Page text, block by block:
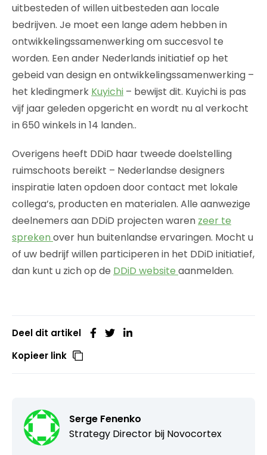
uitbesteden of willen uitbesteden aan locale
bedrijven. Je moet een lange adem hebben in
ontwikkelingssamenwerking om succesvol te
worden. Een ander Nederlands initiatief op het
gebeid van design en ontwikkelingssamenwerking –
het kledingmerk Kuyichi – bewijst dit. Kuyichi is pas
vijf jaar geleden opgericht en wordt nu al verkocht
in 650 winkels in 14 landen..
Overigens heeft DDiD haar tweede doelstelling
ruimschoots bereikt – Nederlandse designers
inspiratie laten opdoen door contact met lokale
collega’s, producten en materialen. Alle aanwezige
deelnemers aan DDiD projecten waren zeer te
spreken over hun buitenlandse ervaringen. Mocht u
of uw bedrijf willen participeren in het DDiD initiatief,
dan kunt u zich op de DDiD website aanmelden.
Deel dit artikel
Kopieer link
Serge Fenenko
Strategy Director bij Novocortex